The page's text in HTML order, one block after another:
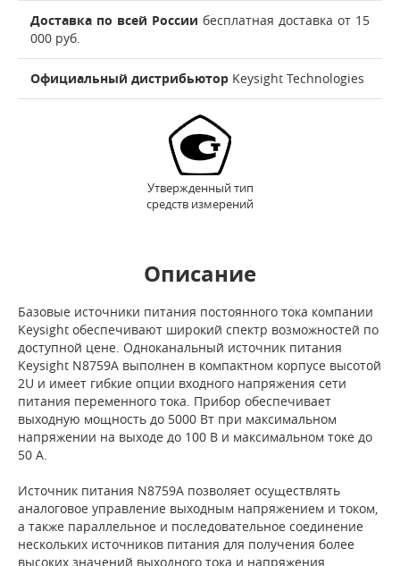
Доставка по всей России бесплатная доставка от 15
000 руб.
Официальный дистрибьютор Keysight Technologies
Утвержденный тип
средств измерений
Описание
Базовые источники питания постоянного тока компании
Keysight обеспечивают широкий спектр возможностей по
доступной цене. Одноканальный источник питания
Keysight N8759A выполнен в компактном корпусе высотой
2U и имеет гибкие опции входного напряжения сети
питания переменного тока. Прибор обеспечивает
выходную мощность до 5000 Вт при максимальном
напряжении на выходе до 100 В и максимальном токе до
50 А.
Источник питания N8759A позволяет осуществлять
аналоговое управление выходным напряжением и током,
а также параллельное и последовательное соединение
нескольких источников питания для получения более
высоких значений выходного тока и напряжения.